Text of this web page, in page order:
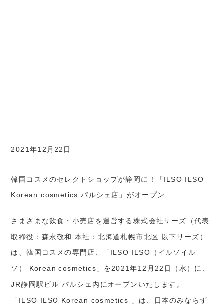
2021年12月22日
韓国コスメのセレクトショップが静岡に！「ILSO ILSO
Korean cosmetics パルシェ店」がオープン
さまざまな飲食・小売店を運営する株式会社サーズ（代表
取締役：森永敬和 本社：北海道札幌市北区 以下サーズ）
は、韓国コスメの専門店、「ILSO ILSO（イルソイル
ソ） Korean cosmetics」を2021年12月22日（水）に、
JR静岡駅ビル パルシェ内にオープンいたします。
「ILSO ILSO Korean cosmetics 」は、日本のみならず